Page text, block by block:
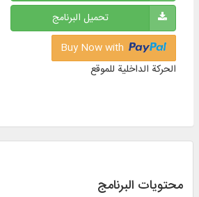
تحميل البرنامج
الحركة الداخلية للموقع
محتويات البرنامج